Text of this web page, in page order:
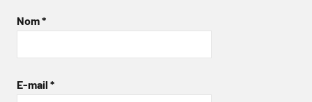
Nom*
E-mail *